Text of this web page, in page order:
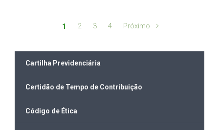
1 2 3 4 Próximo
Cartilha Previdenciária
Certidão de Tempo de Contribuição
Código de Ética